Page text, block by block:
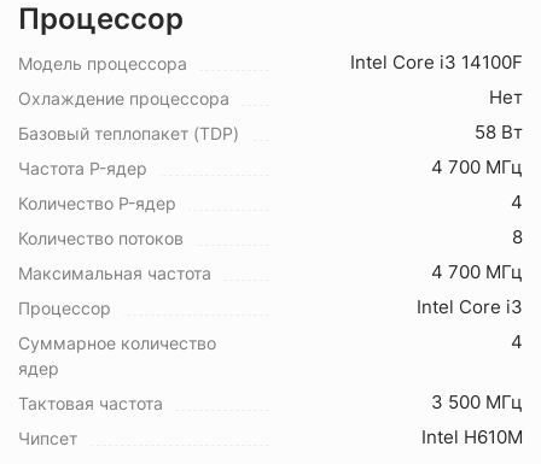
Процессор
Модель процессора Intel Core i3 14100F
Охлаждение процессора Нет
Базовый теплопакет (TDP) 58 Вт
Частота P-ядер 4 700 МГц
Количество P-ядер 4
Количество потоков 8
Максимальная частота 4 700 МГц
Процессор Intel Core i3
Суммарное количество
ядер
4
Тактовая частота 3 500 МГц
Чипсет Intel H610M